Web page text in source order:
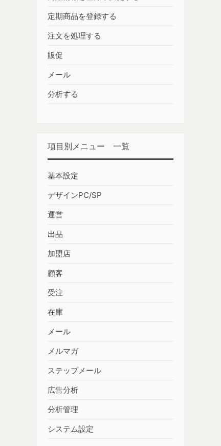
定期商品を登録する
注文を処理する
販促
メール
分析する
項目別メニュー 一覧
基本設定
デザインPC/SP
運営
出品
加盟店
顧客
受注
在庫
メール
メルマガ
ステップメール
広告分析
分析管理
システム設定